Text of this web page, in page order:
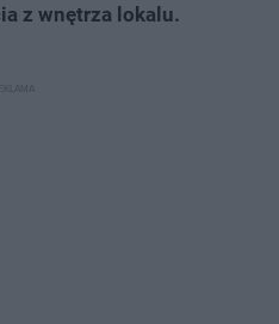
z wnętrza lokalu.